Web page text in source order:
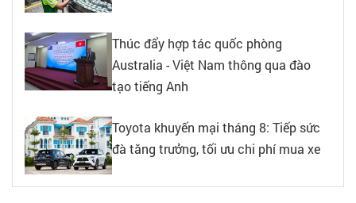
Thúc đẩy hợp tác quốc phòng
Australia - Việt Nam thông qua đào
tạo tiếng Anh
Toyota khuyến mại tháng 8: Tiếp sức
đà tăng trưởng, tối ưu chi phí mua xe